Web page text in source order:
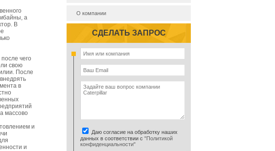
а
В
чего
свою
После
в
массово
и
и
О компании
СДЕЛАТЬ ЗАПРОС
Даю согласие на обработку наших
данных в соответствии с "Политикой
конфиденциальности"